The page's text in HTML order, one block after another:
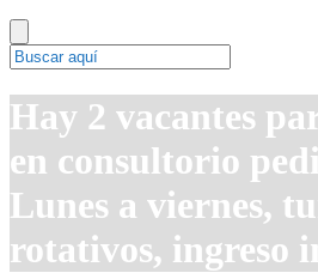
Hay 2 vacantes
en consultorio
Lunes a viernes,
rotativos, ingreso